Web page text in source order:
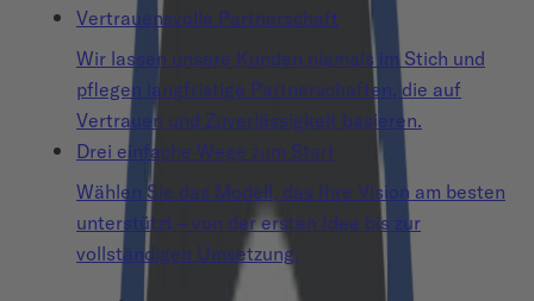
Vertrauensvolle Partnerschaft
Wir lassen unsere Kunden niemals im Stich und
pflegen langfristige Partnerschaften, die auf
Vertrauen und Zuverlässigkeit basieren.
Drei einfache Wege zum Start
Wählen Sie das Modell, das Ihre Vision am besten
unterstützt – von der ersten Idee bis zur
vollständigen Umsetzung.